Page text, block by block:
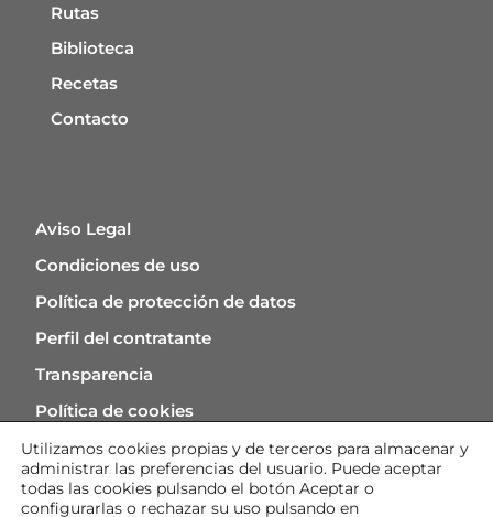
Rutas
Biblioteca
Recetas
Contacto
Aviso Legal
Condiciones de uso
Política de protección de datos
Perfil del contratante
Transparencia
Política de cookies
Utilizamos cookies propias y de terceros para almacenar y
administrar las preferencias del usuario. Puede aceptar
todas las cookies pulsando el botón Aceptar o
configurarlas o rechazar su uso pulsando en